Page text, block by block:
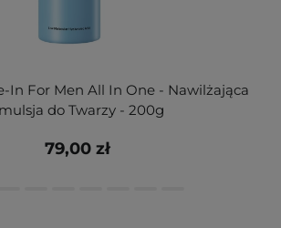
In For Men All In One - Nawilżająca
do Twarzy - 200g
79,00 zł